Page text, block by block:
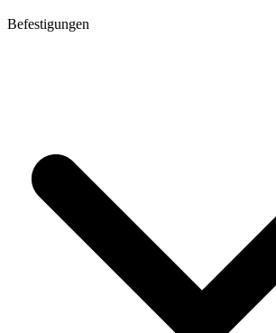
Befestigungen